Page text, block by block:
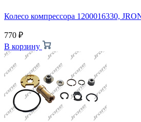
Колесо компрессора 1200016330,
770 ₽
В корзину